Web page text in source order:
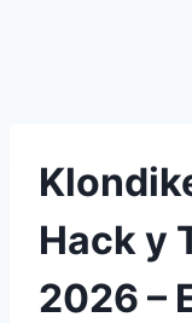
Hack y
2026 –